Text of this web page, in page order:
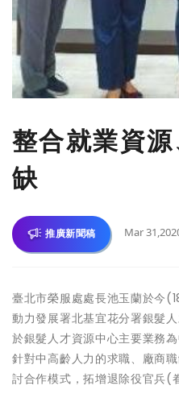
整合就業資
缺
推廣新聞稿 Mar
臺北市榮服處處長池玉蘭於今
動力發展署北基宜花分署銀髮
於銀髮人才資源中心主要業務
針對中高齡人力的求職、廠商
討合作模式，拓增退除役官兵(